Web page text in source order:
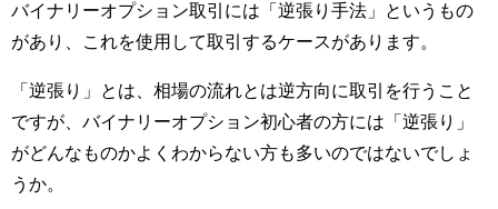
バイナリーオプション取引には「逆張り手法」というもの
があり、これを使用して取引するケースがあります。
「逆張り」とは、相場の流れとは逆方向に取引を行うこと
ですが、バイナリーオプション初心者の方には「逆張り」
がどんなものかよくわからない方も多いのではないでしょ
うか。